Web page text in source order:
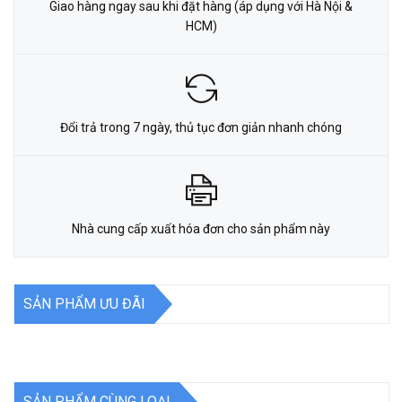
Giao hàng ngay sau khi đặt hàng (áp dụng với Hà Nội &
HCM)
Đổi trả trong 7 ngày, thủ tục đơn giản nhanh chóng
Nhà cung cấp xuất hóa đơn cho sản phẩm này
SẢN PHẨM ƯU ĐÃI